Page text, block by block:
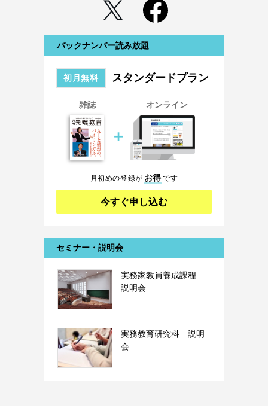
バックナンバー読み放題
初月無料 スタンダードプラン
雑誌
＋
オンライン
月初めの登録が お得です
今すぐ申し込む
セミナー・説明会
実務家教員養成課程
説明会
実務教育研究科 説明
会